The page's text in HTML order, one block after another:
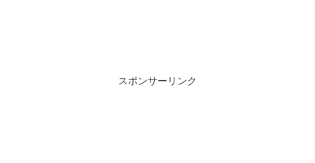
スポンサーリンク